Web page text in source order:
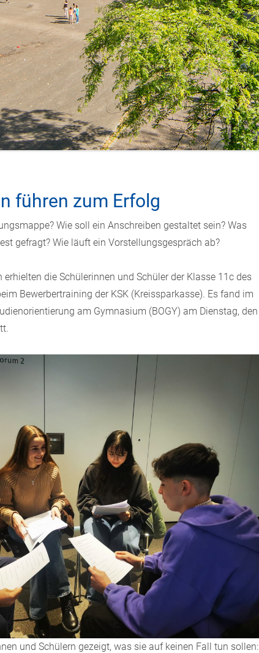
führen zum Erfolg
Wie soll ein Anschreiben gestaltet sein? Was
gefragt? Wie läuft ein Vorstellungsgespräch ab?
die Schülerinnen und Schüler der Klasse 11c des
Bewerbertraining der KSK (Kreissparkasse). Es fand im
am Gymnasium (BOGY) am Dienstag, den
und Schülern gezeigt, was sie auf keinen Fall tun sollen: